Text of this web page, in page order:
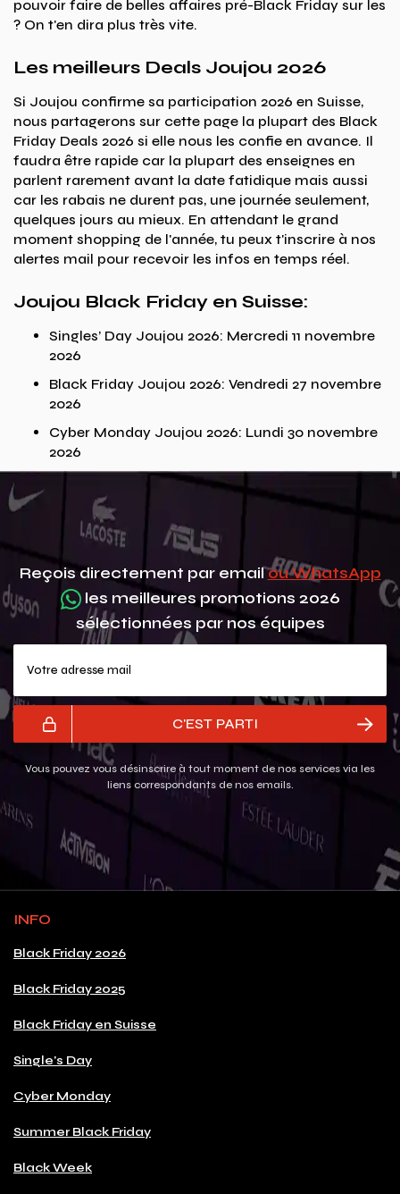
pouvoir faire de belles affaires pré-Black Friday sur les
? On t'en dira plus très vite.
Les meilleurs Deals Joujou 2026
Si Joujou confirme sa participation 2026 en Suisse,
nous partagerons sur cette page la plupart des Black
Friday Deals 2026 si elle nous les confie en avance. Il
faudra être rapide car la plupart des enseignes en
parlent rarement avant la date fatidique mais aussi
car les rabais ne durent pas, une journée seulement,
quelques jours au mieux. En attendant le grand
moment shopping de l'année, tu peux t'inscrire à nos
alertes mail pour recevoir les infos en temps réel.
Joujou Black Friday en Suisse:
Singles’ Day Joujou 2026: Mercredi 11 novembre
2026
Black Friday Joujou 2026: Vendredi 27 novembre
2026
Cyber Monday Joujou 2026: Lundi 30 novembre
2026
Reçois directement par emailou WhatsApp
les meilleures promotions 2026
sélectionnées par nos équipes
C'EST PARTI
Vous pouvez vous désinscrire à tout moment de nos services via les
liens correspondants de nos emails.
INFO
Black Friday 2026
Black Friday 2025
Black Friday en Suisse
Single's Day
Cyber Monday
Summer Black Friday
Black Week